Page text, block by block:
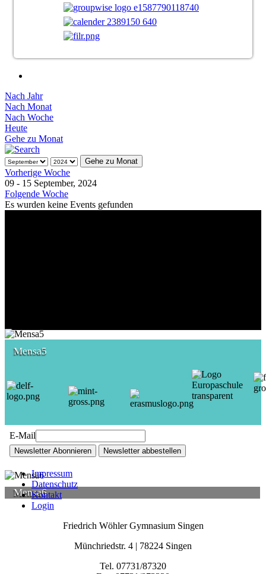
Nach Jahr
Nach Monat
Nach Woche
Heute
Gehe zu Monat
Gehe zu Monat
Vorherige Woche
09 - 15 September, 2024
Folgende Woche
Es wurden keine Events gefunden
Mensa5
Mensa6
E-Mail
Newsletter Abonnieren Newsletter abbestellen
Impressum
Datenschutz
Kontakt
Login
Friedrich Wöhler Gymnasium Singen
Münchriedstr. 4 | 78224 Singen
Tel. 07731/87320